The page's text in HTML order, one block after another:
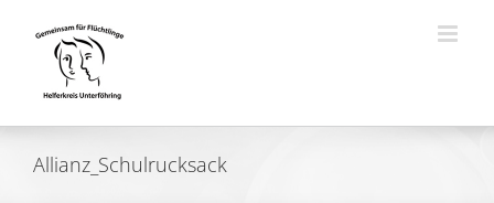
springen
Allianz_Schulrucksack